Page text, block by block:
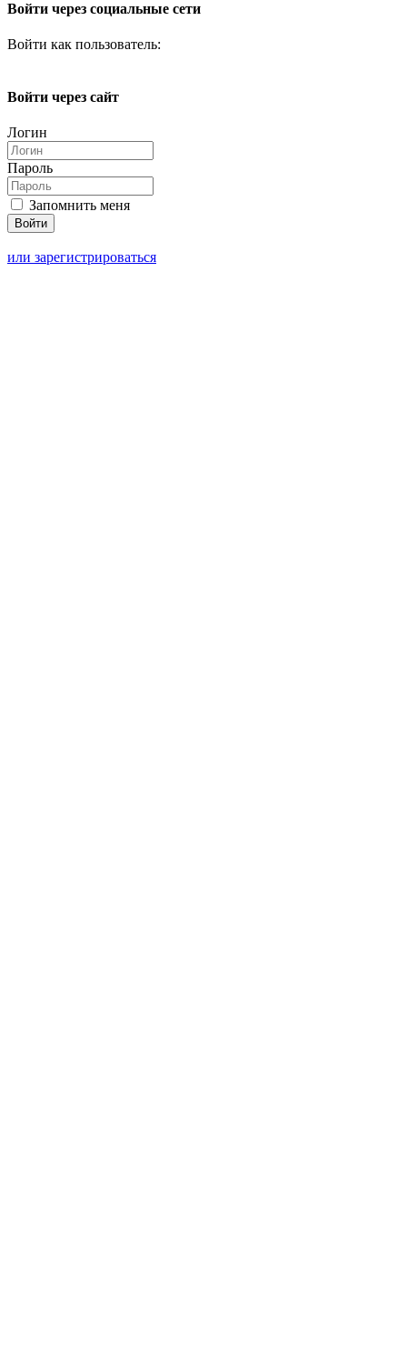
Войти через социальные сети
Войти как пользователь:
Войти через сайт
Логин
Пароль
Запомнить меня
или зарегистрироваться